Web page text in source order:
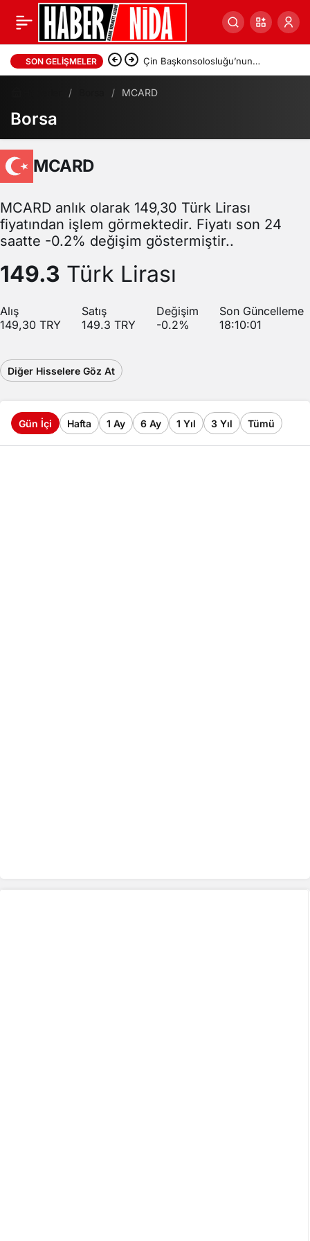
SON GELIŞMELER Çin Başkonsolosluğu’nun
İstanbul’daki Etkinliğinde 3 Uygur
MCARD
Borsa
MCARD
MCARD anlık olarak 149,30 Türk Lirası
fiyatından işlem görmektedir. Fiyatı son 24
saatte -0.2% değişim göstermiştir..
149.3 Türk Lirası
Alış
149,30 TRY
Satış
149.3 TRY
Değişim
-0.2%
Son Güncelleme
18:10:01
Diğer Hisselere Göz At
Gün İçi Hafta 1 Ay 6 Ay 1 Yıl 3 Yıl Tümü